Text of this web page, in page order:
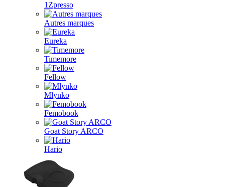
1Zpresso
Autres marques
Eureka
Timemore
Fellow
Mlynko
Femobook
Goat Story ARCO
Hario